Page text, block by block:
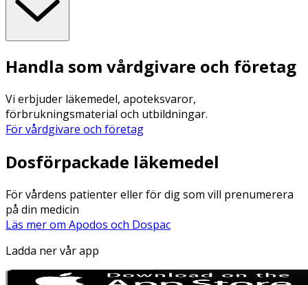
Handla som vårdgivare och företag
Vi erbjuder läkemedel, apoteksvaror,
förbrukningsmaterial och utbildningar.
För vårdgivare och företag
Dosförpackade läkemedel
För vårdens patienter eller för dig som vill prenumerera
på din medicin
Läs mer om Apodos och Dospac
Ladda ner vår app